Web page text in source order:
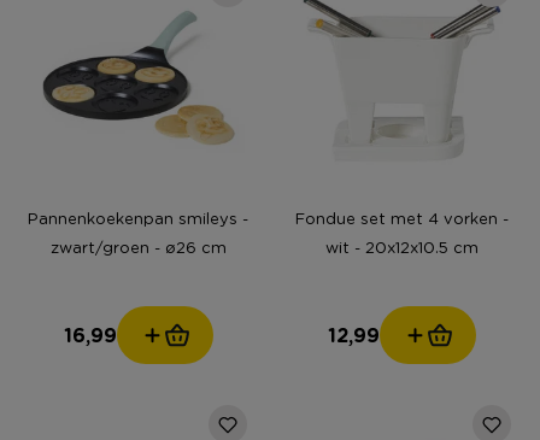
Pannenkoekenpan smileys -
zwart/groen - ø26 cm
16,99
Fondue set met 4 vorken -
wit - 20x12x10.5 cm
12,99